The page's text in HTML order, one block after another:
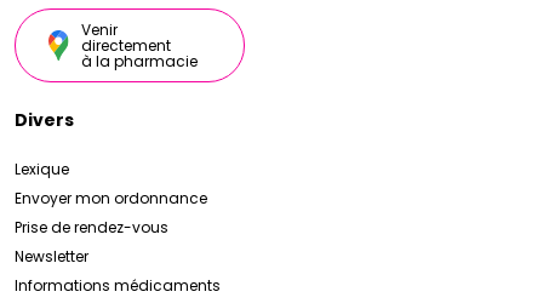
Venir
directement
à la pharmacie
Divers
Lexique
Envoyer mon ordonnance
Prise de rendez-vous
Newsletter
Informations médicaments